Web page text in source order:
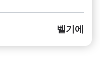
벨기에